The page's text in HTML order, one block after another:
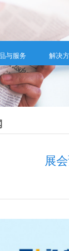
与服务 解决
展